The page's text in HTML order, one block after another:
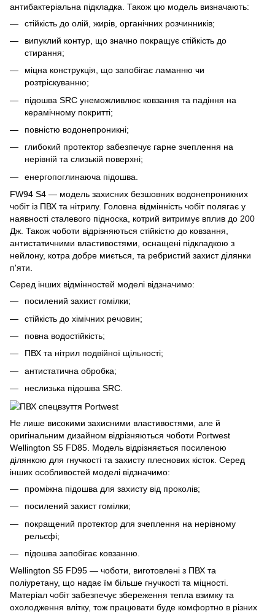
антибактеріальна підкладка. Також цю модель визначають:
стійкість до олій, жирів, органічних розчинників;
випуклий контур, що значно покращує стійкість до
стирання;
міцна конструкція, що запобігає ламанню чи
розтріскуванню;
підошва SRC унеможливлює ковзання та падіння на
керамічному покритті;
повністю водонепроникні;
глибокий протектор забезпечує гарне зчеплення на
нерівній та слизькій поверхні;
енергопоглинаюча підошва.
FW94 S4 — модель захисних безшовних водонепроникних
чобіт із ПВХ та нітрилу. Головна відмінність чобіт полягає у
наявності сталевого підноска, котрий витримує вплив до 200
Дж. Також чоботи відрізняються стійкістю до ковзання,
антистатичними властивостями, оснащені підкладкою з
нейлону, котра добре миється, та ребристий захист ділянки
п'яти.
Серед інших відмінностей моделі відзначимо:
посилений захист гомілки;
стійкість до хімічних речовин;
повна водостійкість;
ПВХ та нітрил подвійної щільності;
антистатична обробка;
неслизька підошва SRC.
Не лише високими захисними властивостями, але й
оригінальним дизайном відрізняються чоботи Portwest
Wellington S5 FD85. Модель відрізняється посиленою
ділянкою для гнучкості та захисту плеснових кісток. Серед
інших особливостей моделі відзначимо:
проміжна підошва для захисту від проколів;
посилений захист гомілки;
покращений протектор для зчеплення на нерівному
рельєфі;
підошва запобігає ковзанню.
Wellington S5 FD95 — чоботи, виготовлені з ПВХ та
поліуретану, що надає їм більше гнучкості та міцності.
Матеріал чобіт забезпечує збереження тепла взимку та
охолодження влітку, тож працювати буде комфортно в різних